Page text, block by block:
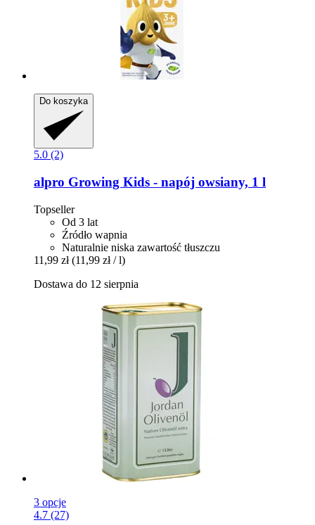
Do koszyka
5.0 (2)
alpro Growing Kids -​ napój owsiany, 1 l
Topseller
Od 3 lat
Źródło wapnia
Naturalnie niska zawartość tłuszczu
11,99 zł (11,99 zł / l)
Dostawa do 12 sierpnia
3 opcje
4.7 (27)